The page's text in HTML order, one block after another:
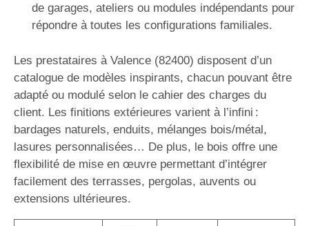
de garages, ateliers ou modules indépendants pour
répondre à toutes les configurations familiales.
Les prestataires à Valence (82400) disposent d’un
catalogue de modèles inspirants, chacun pouvant être
adapté ou modulé selon le cahier des charges du
client. Les finitions extérieures varient à l’infini :
bardages naturels, enduits, mélanges bois/métal,
lasures personnalisées… De plus, le bois offre une
flexibilité de mise en œuvre permettant d’intégrer
facilement des terrasses, pergolas, auvents ou
extensions ultérieures.